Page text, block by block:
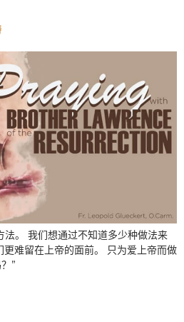
法。 我们想通过不知道多少种做法来
难留在上帝的面前。 只为爱上帝而做
”